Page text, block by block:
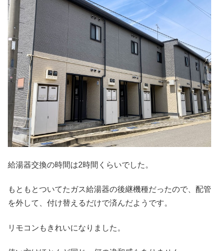
給湯器交換の時間は2時間くらいでした。
もともとついてたガス給湯器の後継機種だったので、配管
を外して、付け替えるだけで済んだようです。
リモコンもきれいになりました。